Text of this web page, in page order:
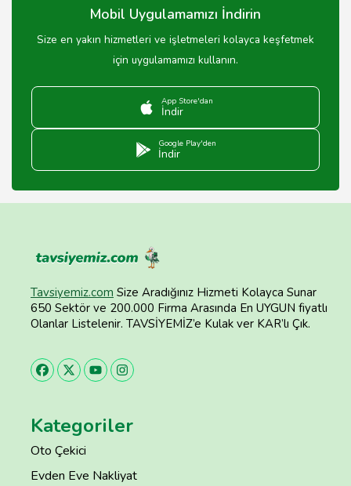
Mobil Uygulamamızı İndirin
Size en yakın hizmetleri ve işletmeleri kolayca keşfetmek
için uygulamamızı kullanın.
App Store'dan
İndir
Google Play'den
İndir
Tavsiyemiz.com Size Aradığınız Hizmeti Kolayca Sunar
650 Sektör ve 200.000 Firma Arasında En UYGUN fiyatlı
Olanlar Listelenir. TAVSİYEMİZ’e Kulak ver KAR’lı Çık.
Kategoriler
Oto Çekici
Evden Eve Nakliyat